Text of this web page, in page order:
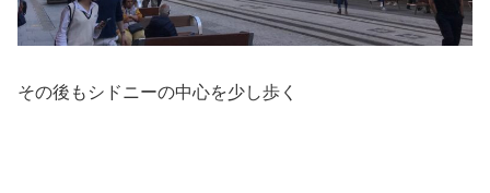
その後もシドニーの中心を少し歩く